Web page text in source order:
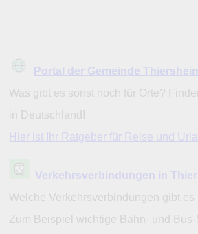
Portal der Gemeinde
Was gibt es sonst noch für Orte?
in Deutschland!
Hier ist Ihr Ratgeber für Reise und
Verkehrsverbindungen in
Welche Verkehrsverbindungen gibt
Zum Beispiel wichtige Bahn- und